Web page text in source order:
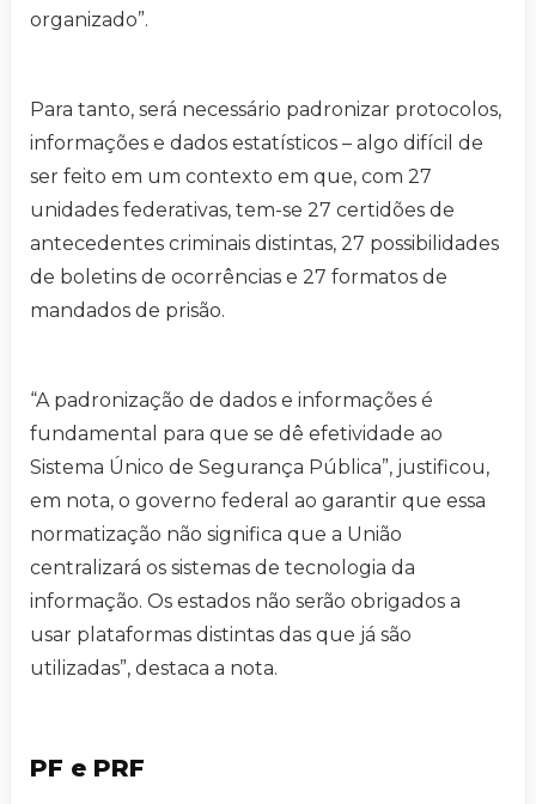
organizado”.
Para tanto, será necessário padronizar protocolos,
informações e dados estatísticos – algo difícil de
ser feito em um contexto em que, com 27
unidades federativas, tem-se 27 certidões de
antecedentes criminais distintas, 27 possibilidades
de boletins de ocorrências e 27 formatos de
mandados de prisão.
“A padronização de dados e informações é
fundamental para que se dê efetividade ao
Sistema Único de Segurança Pública”, justificou,
em nota, o governo federal ao garantir que essa
normatização não significa que a União
centralizará os sistemas de tecnologia da
informação. Os estados não serão obrigados a
usar plataformas distintas das que já são
utilizadas”, destaca a nota.
PF e PRF